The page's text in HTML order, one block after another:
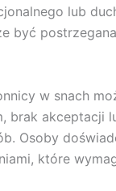
lub
być
w snach
brak akceptacji
Osoby
które